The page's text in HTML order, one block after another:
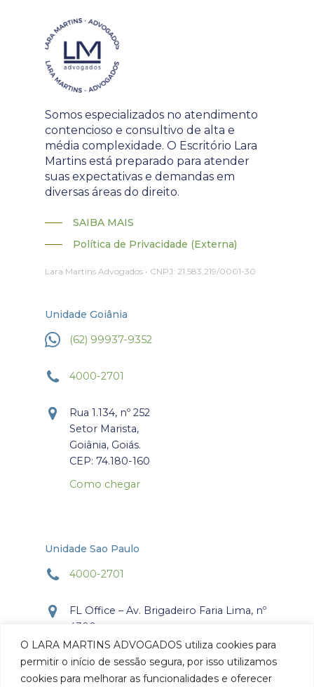
O LARA MARTINS ADVOGADOS utiliza cookies para
permitir o início de sessão segura, por isso utilizamos
cookies para melhorar as funcionalidades e oferecer
Somos especializados no atendimento
contencioso e consultivo de alta e
média complexidade. O Escritório Lara
Martins está preparado para atender
suas expectativas e demandas em
diversas áreas do direito.
SAIBA MAIS
Política de Privacidade (Externa)
Lara Martins Advogados • CNPJ: 21.583.219/0001-30
Unidade Goiânia
(62) 99937-9352
4000-2701
Rua 1.134, nº 252
Setor Marista,
Goiânia, Goiás.
CEP: 74.180-160
Como chegar
Unidade Sao Paulo
4000-2701
FL Office – Av. Brigadeiro Faria Lima, nº
4300
Torre Office – Sala 804
Itaim Bibi, São Paulo, SP.
CEP: 04.538-132